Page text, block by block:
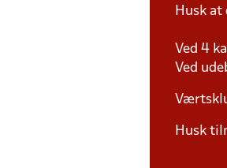
Husk
Ved 4
Ved
Husk